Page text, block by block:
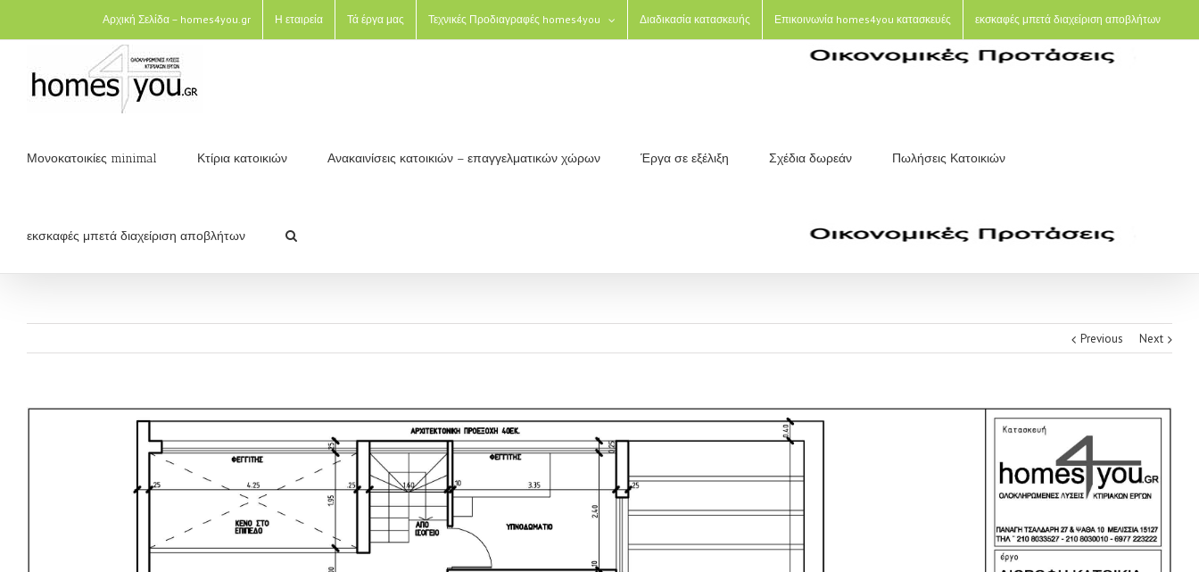
Αρχική Σελίδα – homes4you.gr Η εταιρεία Τά έργα μας Τεχνικές Προδιαγραφές homes4you Διαδικασία κατασκευής Επικοινωνία homes4you κατασκευές εκσκαφές μπετά διαχείριση αποβλήτων
Μονοκατοικίες minimal Κτίρια κατοικιών Ανακαινίσεις κατοικιών – επαγγελματικών χώρων Έργα σε εξέλιξη Σχέδια δωρεάν Πωλήσεις Κατοικιών
εκσκαφές μπετά διαχείριση αποβλήτων
Previous Next